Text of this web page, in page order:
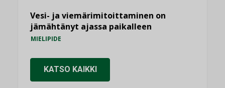
Vesi- ja viemärimitoittaminen on
jämähtänyt ajassa paikalleen
MIELIPIDE
KATSO KAIKKI